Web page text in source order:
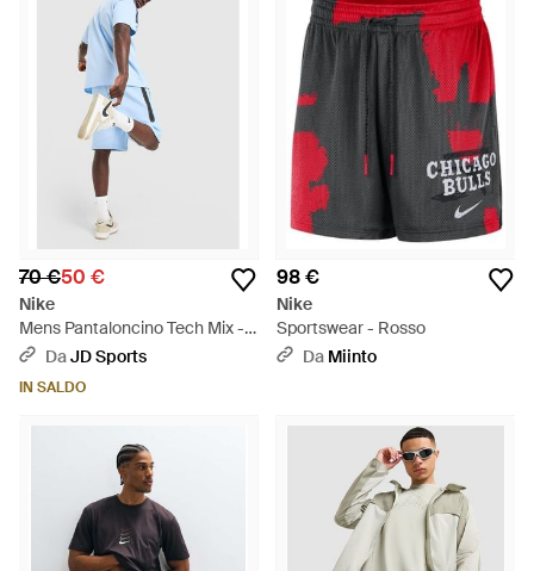
70 €50 €
Nike
Mens Pantaloncino Tech Mix -
Blu DaJD Sports
IN SALDO
98 €
Nike
Sportswear - Rosso
Da Miinto